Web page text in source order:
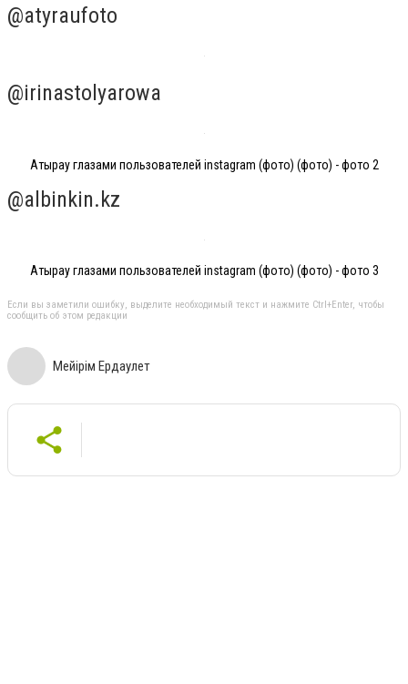
@atyraufoto
@irinastolyarowa
Атырау глазами пользователей instagram (фото) (фото) - фото 2
@albinkin.kz
Атырау глазами пользователей instagram (фото) (фото) - фото 3
Если вы заметили ошибку, выделите необходимый текст и нажмите Ctrl+Enter, чтобы
сообщить об этом редакции
Мейiрiм Ердаулет